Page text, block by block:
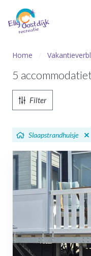
Home
5
Filter
Slaapstrandhuisje